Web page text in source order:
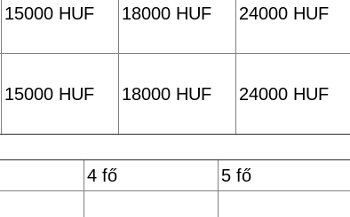
15000 HUF 18000 HUF 24000 HUF
15000 HUF 18000 HUF 24000 HUF
4 fő
5 fő